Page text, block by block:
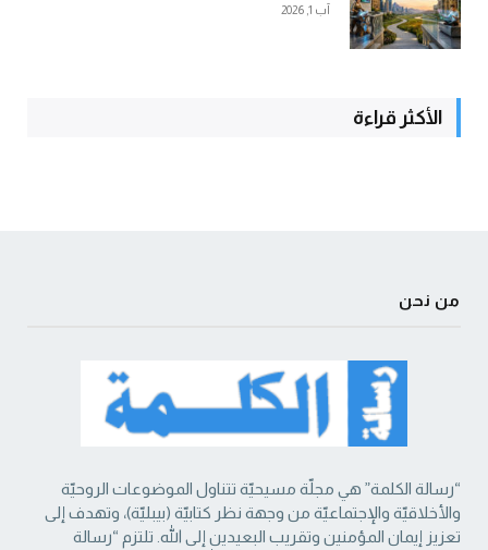
آب 1, 2026
الأكثر قراءة
من نحن
“رسالة الكلمة” هي مجلّة مسيحيّة تتناول الموضوعات الروحيّة
والأخلاقيّة والإجتماعيّة من ‏وجهة نظر كتابيّة (بيبليّة)، وتهدف إلى
تعزيز إيمان المؤمنين وتقريب البعيدين إلى الله. تلتزم “رسالة